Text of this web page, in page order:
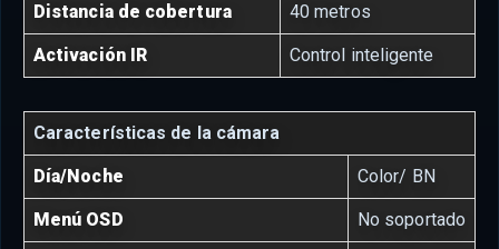
Distancia de cobertura 40 metros
Activación IR Control inteligente
Características de la cámara
Día/Noche Color/ BN
Menú OSD No soportado